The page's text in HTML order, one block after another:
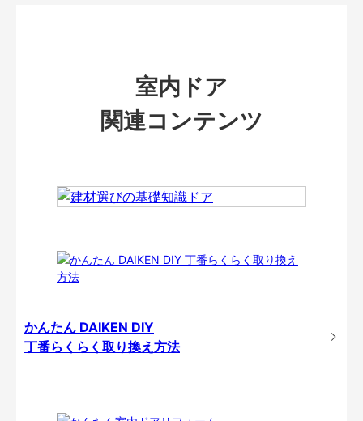
室内ドア
関連コンテンツ
かんたん DAIKEN DIY
丁番らくらく取り換え方法